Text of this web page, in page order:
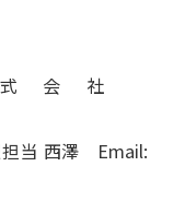
式会社
担当 西澤 Email: